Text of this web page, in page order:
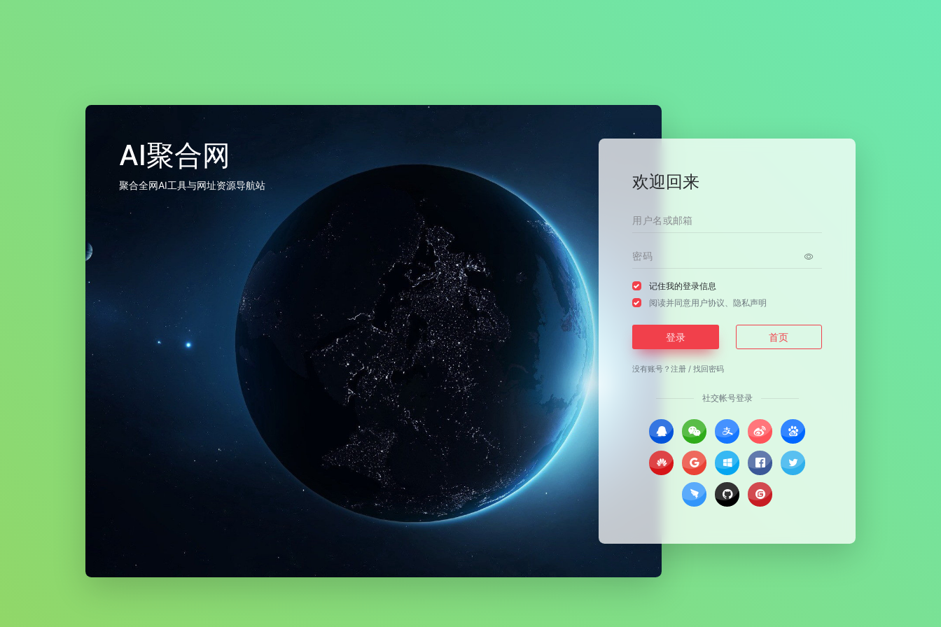
AI聚合网
聚合全网AI工具与网址资源导航站 欢迎回来
记住我的登录信息
阅读并同意用户协议 、隐私声明
登录 首页
没有账号？注册 /找回密码
社交帐号登录